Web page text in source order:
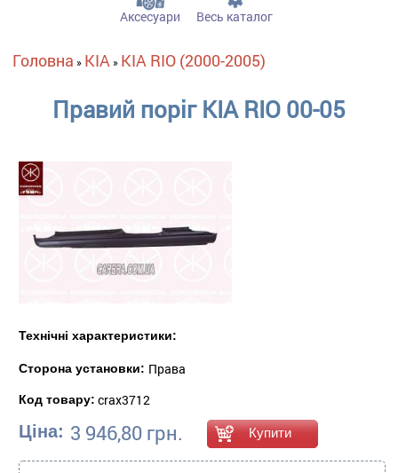
Аксесуари Весь каталог
Ви є тут
Головна » KIA» KIA RIO (2000-2005)
Правий поріг KIA RIO 00-05
Технічні характеристики:
Сторона установки: Права
Код товару: crax3712
Ціна: 3 946,80 грн.